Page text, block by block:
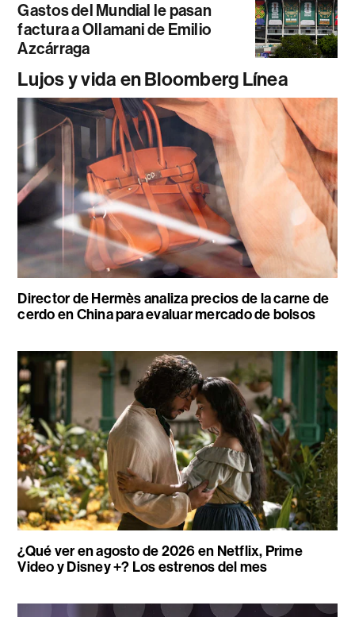
Gastos del Mundial le pasan
factura a Ollamani de Emilio
Azcárraga
Lujos y vida en Bloomberg Línea
Director de Hermès analiza precios de la carne de
cerdo en China para evaluar mercado de bolsos
¿Qué ver en agosto de 2026 en Netflix, Prime
Video y Disney +? Los estrenos del mes